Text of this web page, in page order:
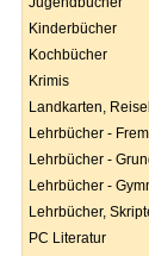
Kinderbücher
Kochbücher
Krimis
Landkarten,
Lehrbücher -
Lehrbücher -
Lehrbücher -
Lehrbücher,
PC Literatur